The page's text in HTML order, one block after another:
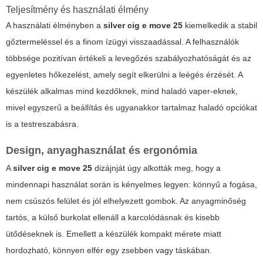
Teljesítmény és használati élmény
A használati élményben a silver cig e move 25 kiemelkedik a stabil
gőztermeléssel és a finom ízügyi visszaadással. A felhasználók
többsége pozitívan értékeli a levegőzés szabályozhatóságát és az
egyenletes hőkezelést, amely segít elkerülni a leégés érzését. A
készülék alkalmas mind kezdőknek, mind haladó vaper-eknek,
mivel egyszerű a beállítás és ugyanakkor tartalmaz haladó opciókat
is a testreszabásra.
Design, anyaghasználat és ergonómia
Asilver cig e move 25 dizájnját úgy alkották meg, hogy a
mindennapi használat során is kényelmes legyen: könnyű a fogása,
nem csúszós felület és jól elhelyezett gombok. Az anyagminőség
tartós, a külső burkolat ellenáll a karcolódásnak és kisebb
ütődéseknek is. Emellett a készülék kompakt mérete miatt
hordozható, könnyen elfér egy zsebben vagy táskában.